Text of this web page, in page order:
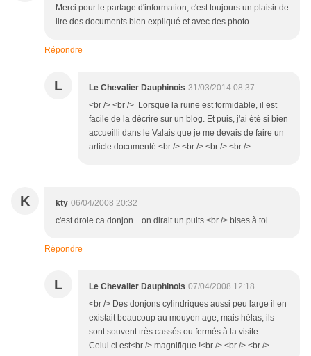
Merci pour le partage d'information, c'est toujours un plaisir de
lire des documents bien expliqué et avec des photo.
Répondre
L Le Chevalier Dauphinois 31/03/2014 08:37
<br /> <br /> Lorsque la ruine est formidable, il est
facile de la décrire sur un blog. Et puis, j'ai été si bien
accueilli dans le Valais que je me devais de faire un
article documenté.<br /> <br /> <br /> <br />
K kty 06/04/2008 20:32
c'est drole ca donjon... on dirait un puits.<br /> bises à toi
Répondre
L Le Chevalier Dauphinois 07/04/2008 12:18
<br /> Des donjons cylindriques aussi peu large il en
existait beaucoup au mouyen age, mais hélas, ils
sont souvent très cassés ou fermés à la visite.....
Celui ci est<br /> magnifique !<br /> <br /> <br />